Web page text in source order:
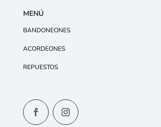
MENÚ
BANDONEONES
ACORDEONES
REPUESTOS